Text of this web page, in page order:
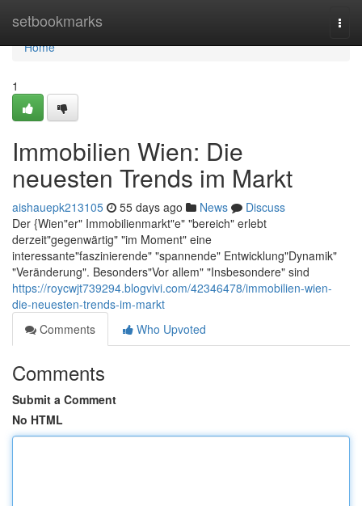
setbookmarks
Home
Home
1
Immobilien Wien: Die
neuesten Trends im Markt
aishauepk213105 55 days ago News
Discuss
Der {Wien"er" Immobilienmarkt"e" "bereich" erlebt
derzeit"gegenwärtig" "im Moment" eine
interessante"faszinierende" "spannende" Entwicklung"Dynamik"
"Veränderung". Besonders"Vor allem" "Insbesondere" sind
https://roycwjt739294.blogvivi.com/42346478/immobilien-wien-
die-neuesten-trends-im-markt
Comments
Who Upvoted
Comments
Submit a Comment
No HTML